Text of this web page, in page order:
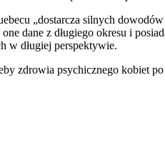
„dostarcza silnych dowodów
dane z długiego okresu i
w długiej perspektywie.
zdrowia psychicznego kobiet